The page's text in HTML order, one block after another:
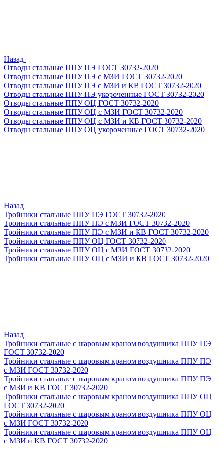
Назад
Отводы стальные ППУ ПЭ ГОСТ 30732-2020
Отводы стальные ППУ ПЭ с МЗИ ГОСТ 30732-2020
Отводы стальные ППУ ПЭ с МЗИ и КВ ГОСТ 30732-2020
Отводы стальные ППУ ПЭ укороченные ГОСТ 30732-2020
Отводы стальные ППУ ОЦ ГОСТ 30732-2020
Отводы стальные ППУ ОЦ с МЗИ ГОСТ 30732-2020
Отводы стальные ППУ ОЦ с МЗИ и КВ ГОСТ 30732-2020
Отводы стальные ППУ ОЦ укороченные ГОСТ 30732-2020
Назад
Тройники стальные ППУ ПЭ ГОСТ 30732-2020
Тройники стальные ППУ ПЭ с МЗИ ГОСТ 30732-2020
Тройники стальные ППУ ПЭ с МЗИ и КВ ГОСТ 30732-2020
Тройники стальные ППУ ОЦ ГОСТ 30732-2020
Тройники стальные ППУ ОЦ с МЗИ ГОСТ 30732-2020
Тройники стальные ППУ ОЦ с МЗИ и КВ ГОСТ 30732-2020
Назад
Тройники стальные с шаровым краном воздушника ППУ ПЭ
ГОСТ 30732-2020
Тройники стальные с шаровым краном воздушника ППУ ПЭ
с МЗИ ГОСТ 30732-2020
Тройники стальные с шаровым краном воздушника ППУ ПЭ
с МЗИ и КВ ГОСТ 30732-2020
Тройники стальные с шаровым краном воздушника ППУ ОЦ
ГОСТ 30732-2020
Тройники стальные с шаровым краном воздушника ППУ ОЦ
с МЗИ ГОСТ 30732-2020
Тройники стальные с шаровым краном воздушника ППУ ОЦ
с МЗИ и КВ ГОСТ 30732-2020